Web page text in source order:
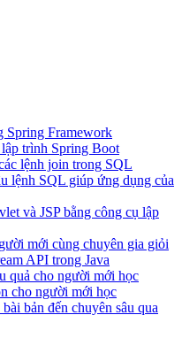
Spring Framework
trình Spring Boot
lệnh join trong SQL
lệnh SQL giúp ứng dụng của
và JSP bằng công cụ lập
mới cùng chuyên gia giỏi
API trong Java
quả cho người mới học
cho người mới học
bản đến chuyên sâu qua